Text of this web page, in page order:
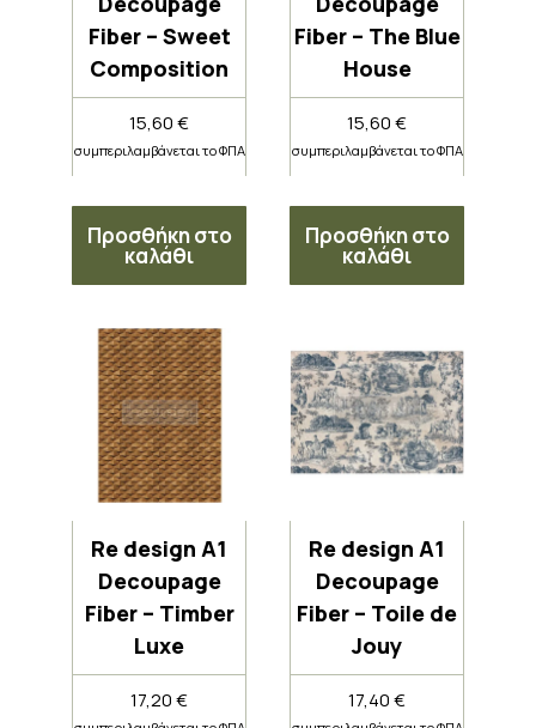
Fiber – Sweet
Composition
15,60€
συμπεριλαμβάνεται το ΦΠΑ
Προσθήκη στο
καλάθι
Fiber – The Blue
House
15,60€
συμπεριλαμβάνεται το ΦΠΑ
Προσθήκη στο
καλάθι
Re design A1
Decoupage
Fiber – Timber
Luxe
17,20€
Re design A1
Decoupage
Fiber – Toile de
Jouy
17,40€